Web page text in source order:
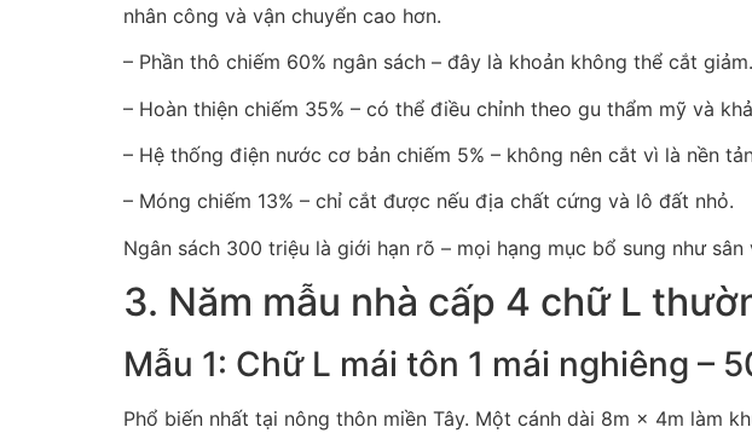
nhân công và vận chuyển cao hơn.
– Phần thô chiếm 60% ngân sách – đây là khoản không thể cắt giảm.
– Hoàn thiện chiếm 35% – có thể điều chỉnh theo gu thẩm mỹ và
– Hệ thống điện nước cơ bản chiếm 5% – không nên cắt vì là nền
– Móng chiếm 13% – chỉ cắt được nếu địa chất cứng và lô đất nhỏ.
Ngân sách 300 triệu là giới hạn rõ – mọi hạng mục bổ sung như
3. Năm mẫu nhà cấp 4 chữ L
Mẫu 1: Chữ L mái tôn 1 mái nghiêng –
Phổ biến nhất tại nông thôn miền Tây. Một cánh dài 8m × 4m làm